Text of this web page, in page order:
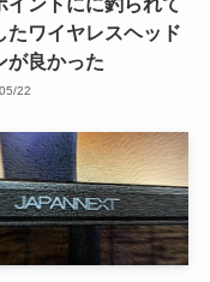
たワイヤレスヘッド
が良かった
22